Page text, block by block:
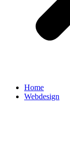
Home
Webdesign